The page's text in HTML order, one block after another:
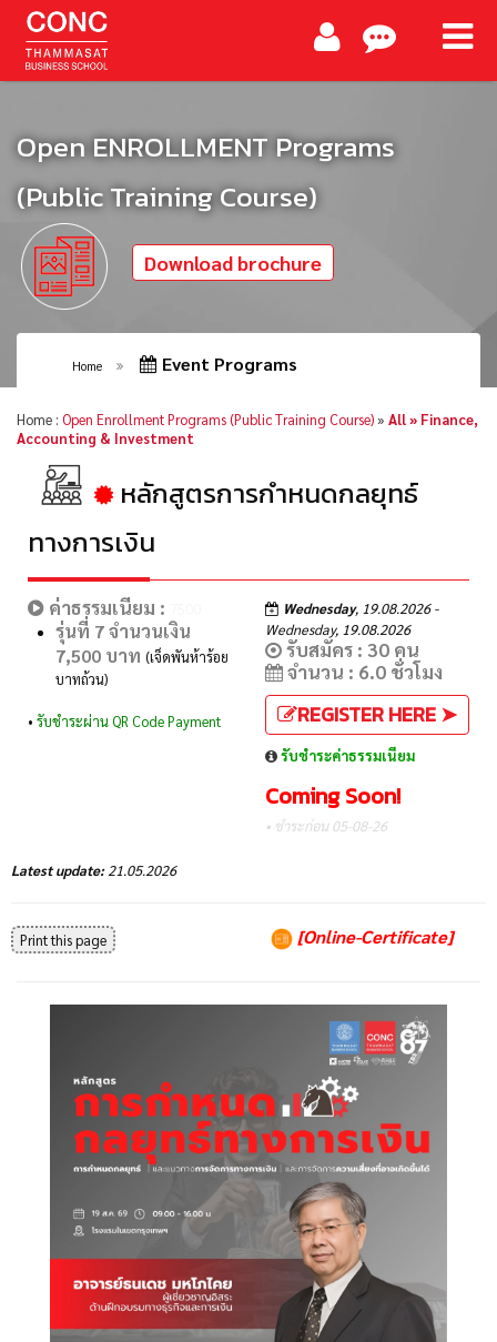
Open ENROLLMENT Programs
(Public Training Course)
Download brochure
Home Event Programs
Home : Open Enrollment Programs (Public Training Course)» All » Finance,
Accounting & Investment
หลักสูตรการกำหนดกลยุทธ์
ทางการเงิน
ค่าธรรมเนียม :
รุ่นที่ 7 จำนวนเงิน
7,500 บาท (เจ็ดพันห้าร้อย
บาทถ้วน)
• รับชำระผ่าน QR Code Payment
Wednesday, 19.08.2026 -
Wednesday, 19.08.2026
รับสมัคร : 30 คน
จำนวน : 6.0 ชั่วโมง
REGISTER HERE ➤
รับชำระค่าธรรมเนียม
Coming Soon!
• ชำระก่อน 05-08-26
Latest update:21.05.2026
Print this page [Online-Certificate]